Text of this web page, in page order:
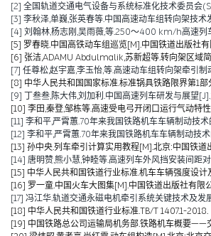
[2] 全国轨道交通电气设备与系统标准化技术委员
[3] 李秋泽,单巍,张英春等.中国高速动车组转向架技
[4] 刘翰林,杨志刚,吴雨薇,等.250～400 km/h高速
[5] 罗春晓.中国高铁动车组巡览[M].中国铁道出版社
[6] 张洁,ADAMU Abdulmalik,苏新超等.转向架区域
[7] 任尊松,赵宇嘉,李玉怡,等.高速动车组转向架牵引
[8] 中华人民共和国国家标准.标准锅具铁路限界第1
[9] 丁叁叁,陈大伟,刘加利.中国高速列车研发与展望
[10] 李田,秦登,邹栋等.高速受电弓开闭口运行气动
[11] 李和平,严霄蕙.70年来我国铁路机车车辆制动技
[12] 李和平,严霄蕙.70年来我国铁路机车车辆制动技
[13] 孙中央.列车牵引计算实用教程[M].北京:中国铁道
[14] 唐明赞,熊小慧,钟睦等.高速列车外风挡安装间
[15] 中华人民共和国铁道行业标准.机车车辆强度设
[16] 罗一童.中国火车大图集[M].中国铁道出版社有限
[17] 冯江华.轨道交通永磁电机牵引系统关键技术及
[18] 中华人民共和国铁道行业标准.TB/T 1407.1-2018.
[19] 中国铁路总公司运输局机务部.铁路机车概要——